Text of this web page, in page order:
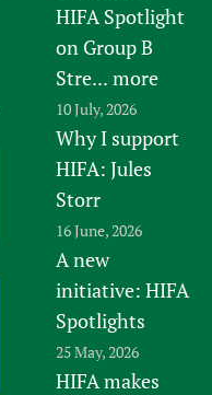
HIFA Spotlight
on Group B
Stre... more
10 July, 2026
Why I support
HIFA: Jules
Storr
16 June, 2026
A new
initiative: HIFA
Spotlights
25 May, 2026
HIFA makes